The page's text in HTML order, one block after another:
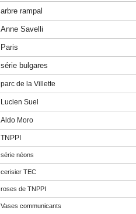
arbre rampal
Anne Savelli
Paris
série bulgares
parc de la Villette
Lucien Suel
Aldo Moro
TNPPI
série néons
cerisier TEC
roses de TNPPI
Vases communicants